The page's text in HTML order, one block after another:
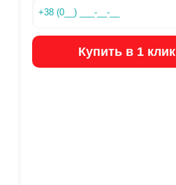
Купить в 1 клик